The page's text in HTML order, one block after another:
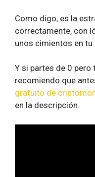
Como digo, es la
correctamente, con
unos cimientos en tu
Y si partes de 0 pero
recomiendo que
gratuito de
en la descripción.